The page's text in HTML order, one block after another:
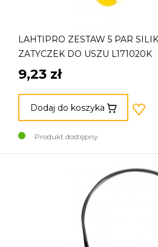
LAHTIPRO ZESTAW 5 PAR
ZATYCZEK DO USZU L171020K
9,23 zł
Dodaj do koszyka
Produkt dostępny